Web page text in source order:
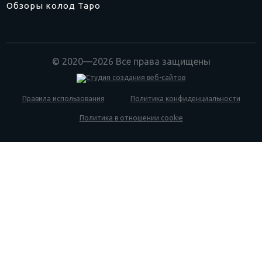
Обзоры колод Таро
© 2020—2026 Все права защищены
Правила использования Политика конфиденциальности
Политика в отношении cookie